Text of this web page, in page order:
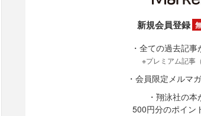
新規会員登録
・全ての過去記
※プレミアム記事
・会員限定メルマ
・翔泳社の本
500円分のポイン